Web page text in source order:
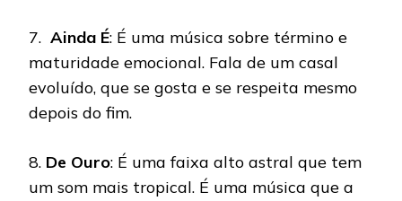
7. Ainda É: É uma música sobre término e
maturidade emocional. Fala de um casal
evoluído, que se gosta e se respeita mesmo
depois do fim.
8. De Ouro: É uma faixa alto astral que tem
um som mais tropical. É uma música que a